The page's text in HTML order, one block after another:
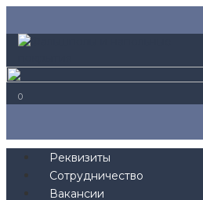
0
Реквизиты
Сотрудничество
Вакансии